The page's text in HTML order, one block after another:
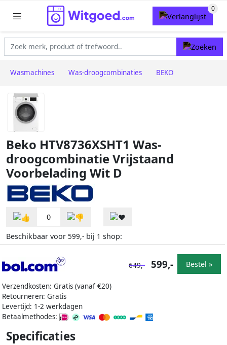
Wasmachines Was-droogcombinaties BEKO
Beko HTV8736XSHT1 Was-
droogcombinatie Vrijstaand
Voorbelading Wit D
0
Beschikbaar voor 599,- bij 1 shop:
Verzendkosten: Gratis (vanaf €20)
Retourneren: Gratis
Levertijd: 1-2 werkdagen
Betaalmethodes:
649,- 599,- Bestel »
Specificaties